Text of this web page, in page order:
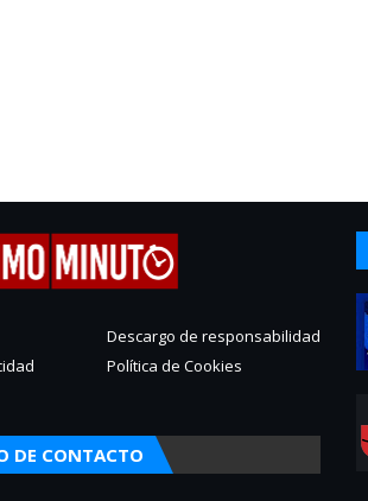
Descargo de responsabilidad
Política de Cookies
DE CONTACTO